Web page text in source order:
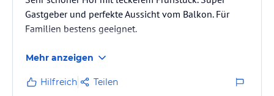
Gastgeber und perfekte Aussicht vom Balkon. Für
Familien bestens geeignet.
Mehr anzeigen
Hilfreich Teilen